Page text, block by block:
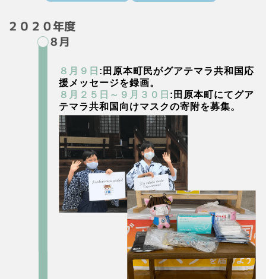
８月９日 :田原本町民がグアテマラ共和国応
援メッセージを録画。
８月２５日～９月３０日 :田原本町にてグア
テマラ共和国向けマスクの寄附を募集。